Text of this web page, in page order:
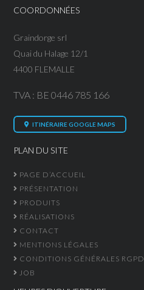
COORDONNÉES
Graindorge srl
Quai du Halage 12/1
4400 FLEMALLE
TVA : BE 0446 785 166
ITINÉRAIRE GOOGLE MAPS
PLAN DU SITE
PAGE D’ACCUEIL
PRÉSENTATION
PRODUITS
RÉALISATIONS
CONTACT
MENTIONS LÉGALES
CONDITIONS GÉNÉRALES RGPD
JOB